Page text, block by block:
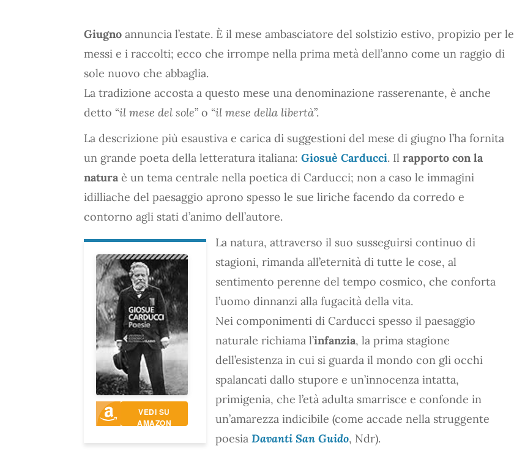
Giugno annuncia l’estate. È il mese ambasciatore del solstizio estivo, propizio per le
messi e i raccolti; ecco che irrompe nella prima metà dell’anno come un raggio di
sole nuovo che abbaglia.
La tradizione accosta a questo mese una denominazione rasserenante, è anche
detto “il mese del sole” o “il mese della libertà”.
La descrizione più esaustiva e carica di suggestioni del mese di giugno l’ha fornita
un grande poeta della letteratura italiana: Giosuè Carducci. Il rapporto con la
natura è un tema centrale nella poetica di Carducci; non a caso le immagini
idilliache del paesaggio aprono spesso le sue liriche facendo da corredo e
contorno agli stati d’animo dell’autore.
VEDI SU
AMAZON
La natura, attraverso il suo susseguirsi continuo di
stagioni, rimanda all’eternità di tutte le cose, al
sentimento perenne del tempo cosmico, che conforta
l’uomo dinnanzi alla fugacità della vita.
Nei componimenti di Carducci spesso il paesaggio
naturale richiama l’infanzia, la prima stagione
dell’esistenza in cui si guarda il mondo con gli occhi
spalancati dallo stupore e un’innocenza intatta,
primigenia, che l’età adulta smarrisce e confonde in
un’amarezza indicibile (come accade nella struggente
poesia Davanti San Guido, Ndr).